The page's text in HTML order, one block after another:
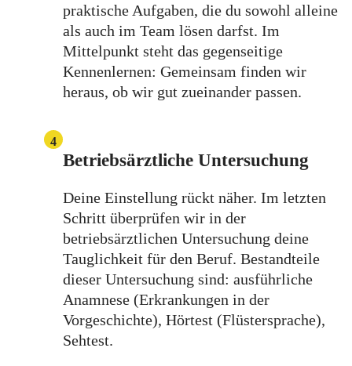
praktische Aufgaben, die du sowohl alleine
als auch im Team lösen darfst. Im
Mittelpunkt steht das gegenseitige
Kennenlernen: Gemeinsam finden wir
heraus, ob wir gut zueinander passen.
4
Betriebsärztliche Untersuchung
Deine Einstellung rückt näher. Im letzten
Schritt überprüfen wir in der
betriebsärztlichen Untersuchung deine
Tauglichkeit für den Beruf. Bestandteile
dieser Untersuchung sind: ausführliche
Anamnese (Erkrankungen in der
Vorgeschichte), Hörtest (Flüstersprache),
Sehtest.